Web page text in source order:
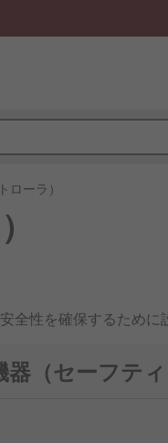
ーラ）
全性を確保するために
（セーフティ